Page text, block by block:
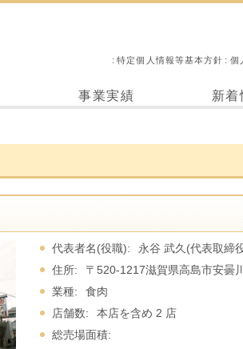
特定個人情報等基本方針 個
事業実績 新着
代表者名(役職):
永谷 武久(代表取締
住所:
〒520-1217滋賀県高島市安曇
業種:
食肉
店舗数:
本店を含め 2 店
総売場面積: